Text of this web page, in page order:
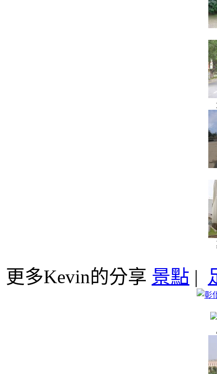
更多Kevin的分享 景點 |